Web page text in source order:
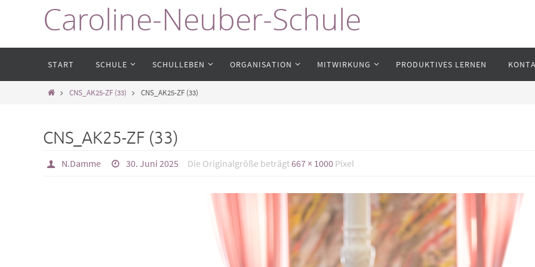
Caroline-Neuber-Schule
springen
START SCHULE SCHULLEBEN ORGANISATION MITWIRKUNG PRODUKTIVES LERNEN
StartCNS_AK25-ZF (33) CNS_AK25-ZF (33)
CNS_AK25-ZF (33)
N.Damme 30. Juni 2025 Die Originalgröße beträgt667 × 1000 Pixel